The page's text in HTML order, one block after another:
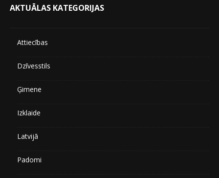
AKTUĀLAS KATEGORIJAS
Attiecības
Dzīvesstils
Ģimene
Izklaide
Latvijā
Padomi